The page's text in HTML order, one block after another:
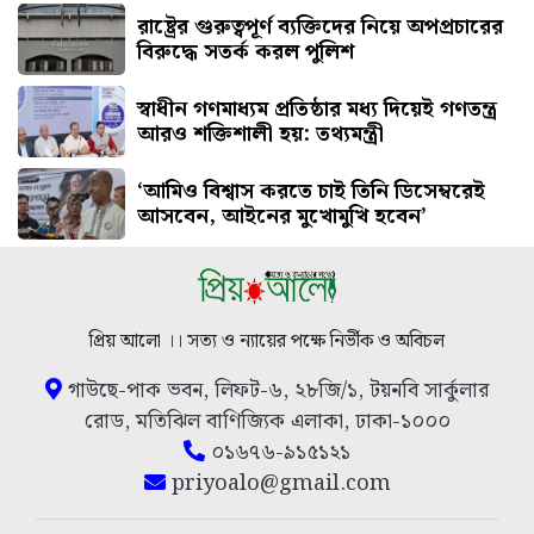
রাষ্ট্রের গুরুত্বপূর্ণ ব্যক্তিদের নিয়ে অপপ্রচারের
বিরুদ্ধে সতর্ক করল পুলিশ
স্বাধীন গণমাধ্যম প্রতিষ্ঠার মধ্য দিয়েই গণতন্ত্র
আরও শক্তিশালী হয়: তথ্যমন্ত্রী
‘আমিও বিশ্বাস করতে চাই তিনি ডিসেম্বরেই
আসবেন, আইনের মুখোমুখি হবেন’
প্রিয় আলো ।। সত্য ও ন্যায়ের পক্ষে নির্ভীক ও অবিচল
গাউছে-পাক ভবন, লিফট-৬, ২৮জি/১, টয়নবি সার্কুলার
রোড, মতিঝিল বাণিজ্যিক এলাকা, ঢাকা-১০০০
০১৬৭৬-৯১৫১২১
priyoalo@gmail.com